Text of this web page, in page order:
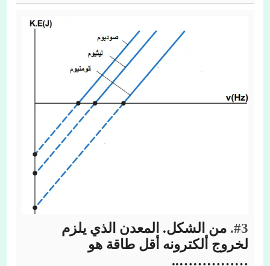
#3. من الشكل. المعدن الذي يلزم
لخروج ألكترونه أقل طاقة هو
……………..